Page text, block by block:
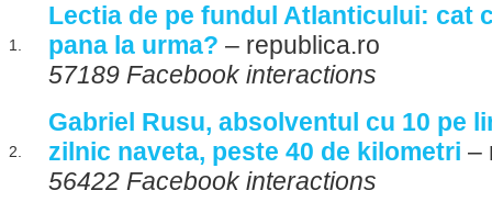
1.
Lectia de pe fundul Atlanticului: cat
pana la urma? – republica.ro
57189 Facebook interactions
2.
Gabriel Rusu, absolventul cu 10 pe
zilnic naveta, peste 40 de kilometri –
56422 Facebook interactions